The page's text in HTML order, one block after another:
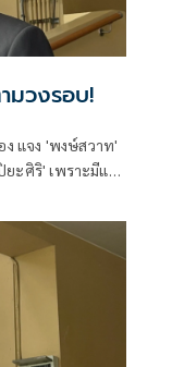
มวงรอบ!
ง แจง 'พงษ์สวาท'
ศิริ' เพราะมีแรง